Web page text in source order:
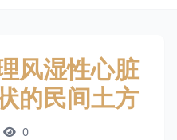
风湿性心脏
的民间土方
0